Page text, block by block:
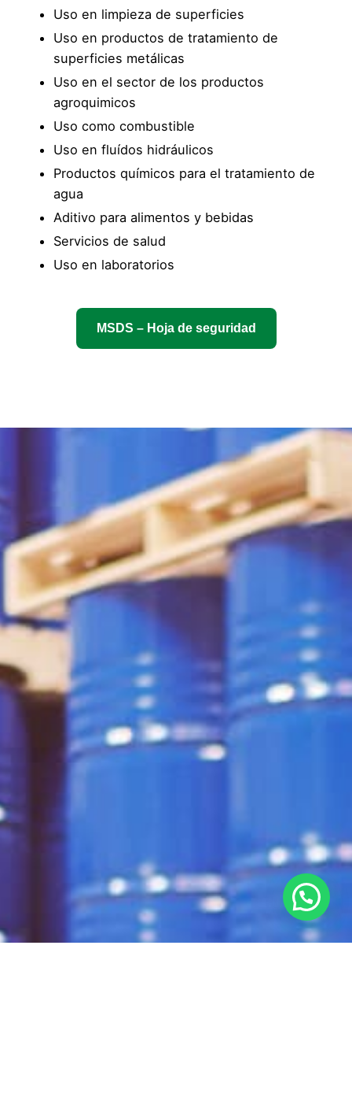
Uso en limpieza de superficies
Uso en productos de tratamiento de
superficies metálicas
Uso en el sector de los productos
agroquimicos
Uso como combustible
Uso en fluídos hidráulicos
Productos químicos para el tratamiento de
agua
Aditivo para alimentos y bebidas
Servicios de salud
Uso en laboratorios
MSDS – Hoja de seguridad